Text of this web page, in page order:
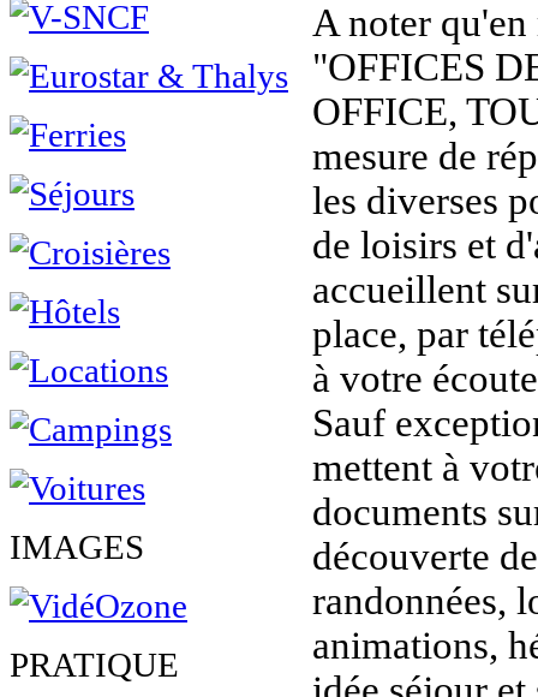
IMAGES
PRATIQUE
A noter
"OFFICES
OFFICE,
mesure de
les diverses
de loisirs et
accueillent
place, par
à votre
Sauf
mettent à
documents
découverte
randonnées,
animations,